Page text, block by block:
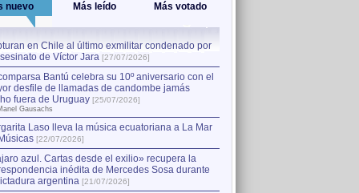
nuevo Más leído Más votado
en Chile al último exmilitar condenado por
de Víctor Jara [27/07/2026]
Bantú celebra su 10º aniversario con el
desfile de llamadas de candombe jamás
fuera de Uruguay [25/07/2026]
Gausachs
Laso lleva la música ecuatoriana a La Mar
[22/07/2026]
azul. Cartas desde el exilio» recupera la
inédita de Mercedes Sosa durante
argentina [21/07/2026]